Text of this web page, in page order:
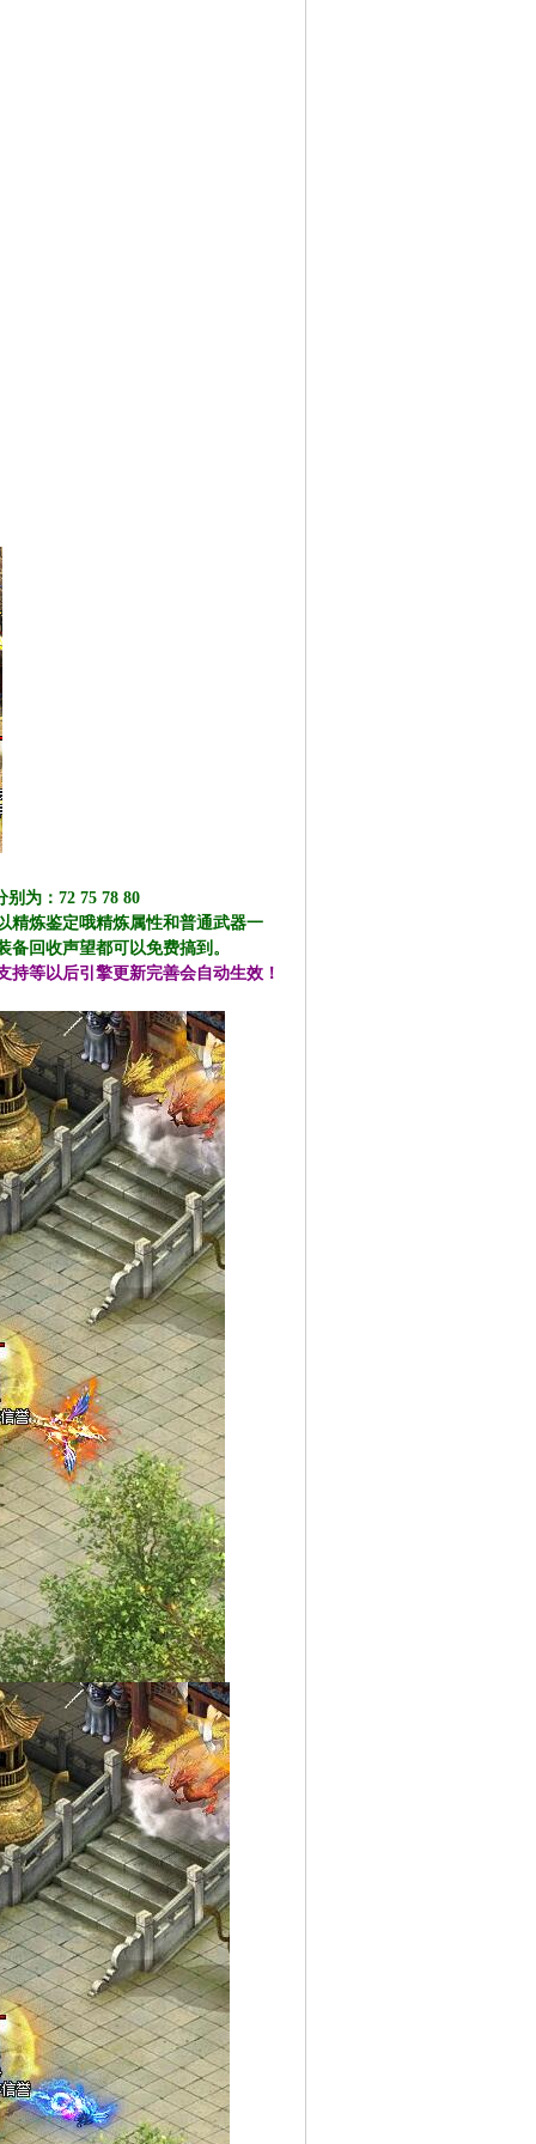
为：72 75 78 80
精炼鉴定哦精炼属性和普通武器一
回收声望都可以免费搞到。
等以后引擎更新完善会自动生效！